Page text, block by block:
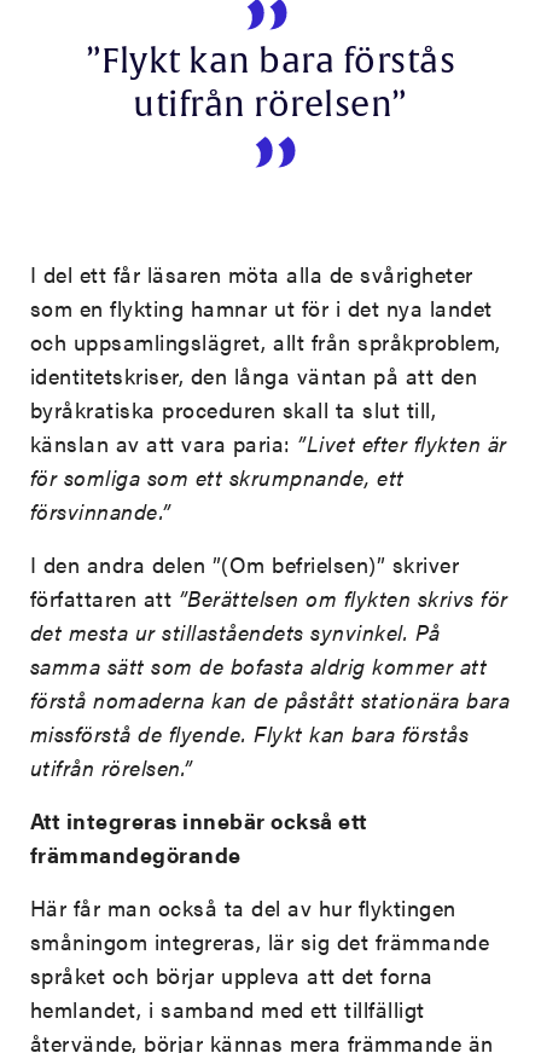
”Flykt kan bara förstås
utifrån rörelsen”
I del ett får läsaren möta alla de svårigheter
som en flykting hamnar ut för i det nya landet
och uppsamlingslägret, allt från språkproblem,
identitetskriser, den långa väntan på att den
byråkratiska proceduren skall ta slut till,
känslan av att vara paria: ”Livet efter flykten är
för somliga som ett skrumpnande, ett
försvinnande.”
I den andra delen ”(Om befrielsen)” skriver
författaren att ”Berättelsen om flykten skrivs för
det mesta ur stillaståendets synvinkel. På
samma sätt som de bofasta aldrig kommer att
förstå nomaderna kan de påstått stationära bara
missförstå de flyende. Flykt kan bara förstås
utifrån rörelsen.”
Att integreras innebär också ett
främmandegörande
Här får man också ta del av hur flyktingen
småningom integreras, lär sig det främmande
språket och börjar uppleva att det forna
hemlandet, i samband med ett tillfälligt
återvände, börjar kännas mera främmande än